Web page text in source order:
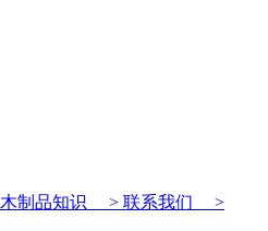
木制品知识 > 联系我们 >